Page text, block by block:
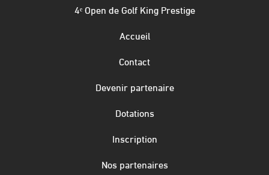
4ᵉ Open de Golf King Prestige
Accueil
Contact
Devenir partenaire
Dotations
Inscription
Nos partenaires